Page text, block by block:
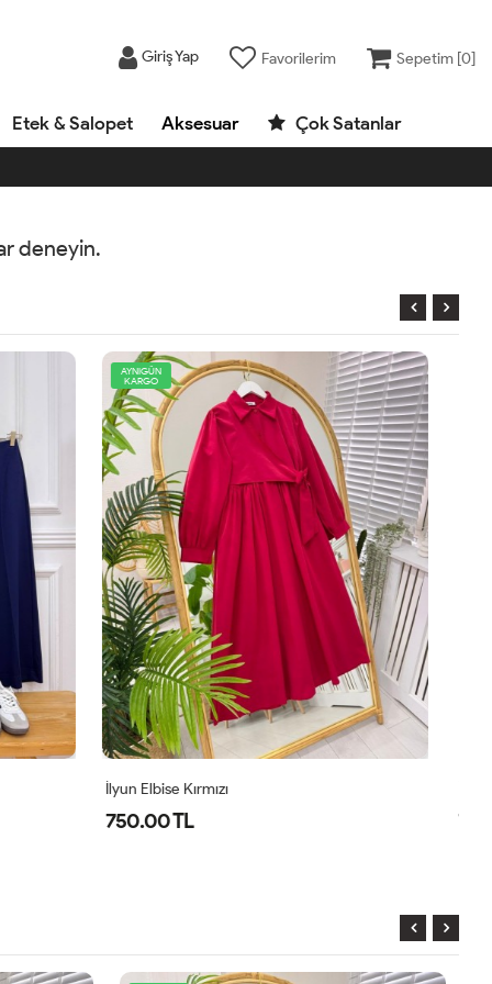
Giriş Yap Favorilerim Sepetim [0]
Etek & Salopet Aksesuar Çok Satanlar
deneyin.
AYNIGÜN
KARGO
İlyun Elbise Sarı
750.00 TL